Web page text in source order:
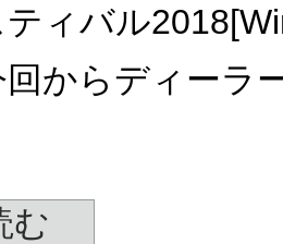
ィバル
からディーラ
む